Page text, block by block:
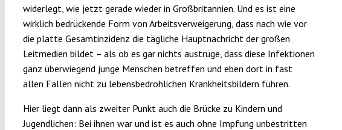
widerlegt, wie jetzt gerade wieder in Großbritannien. Und es ist eine
wirklich bedrückende Form von Arbeitsverweigerung, dass nach wie vor
die platte Gesamtinzidenz die tägliche Hauptnachricht der großen
Leitmedien bildet – als ob es gar nichts austrüge, dass diese Infektionen
ganz überwiegend junge Menschen betreffen und eben dort in fast
allen Fällen nicht zu lebensbedrohlichen Krankheitsbildern führen.
Hier liegt dann als zweiter Punkt auch die Brücke zu Kindern und
Jugendlichen: Bei ihnen war und ist es auch ohne Impfung unbestritten